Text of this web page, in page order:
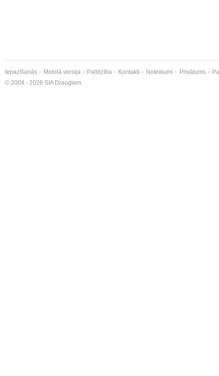
Iepazīšanās Mobilā versija Palīdzība Kontakti Noteikumi Privātums
© 2004 - 2026 SIA Draugiem